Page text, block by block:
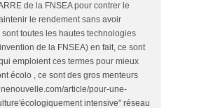
de la FNSEA pour contrer le
le rendement sans avoir
toutes les hautes technologies
de la FNSEA) en fait, ce sont
emploient ces termes pour mieux
écolo , ce sont des gros menteurs
article/pour-une-
intensive" réseau